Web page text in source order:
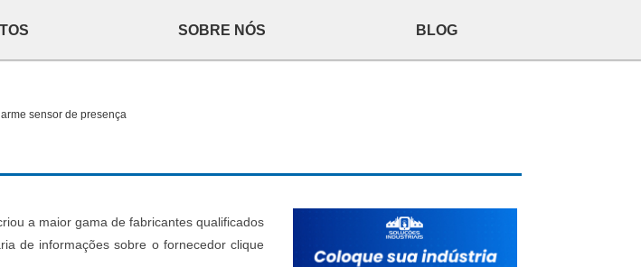
SOBRE NÓS BLOG
sensor de presença
a maior gama de fabricantes qualificados
de informações sobre o fornecedor clique